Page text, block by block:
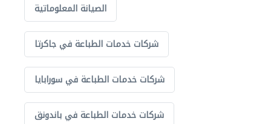
الصيانة المعلوماتية
شركات خدمات الطباعة في جاكرتا
شركات خدمات الطباعة في سورابايا
شركات خدمات الطباعة في باندونق